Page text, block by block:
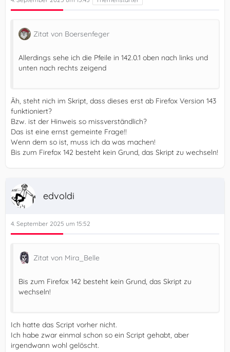
Zitat von Boersenfeger
Allerdings sehe ich die Pfeile in 142.0.1 oben nach links und
unten nach rechts zeigend
Äh, steht nich im Skript, dass dieses erst ab Firefox Version 143
funktioniert?
Bzw. ist der Hinweis so missverständlich?
Das ist eine ernst gemeinte Frage!!
Wenn dem so ist, muss ich da was machen!
Bis zum Firefox 142 besteht kein Grund, das Skript zu wechseln!
edvoldi
4. September 2025 um 15:52
Zitat von Mira_Belle
Bis zum Firefox 142 besteht kein Grund, das Skript zu
wechseln!
Ich hatte das Script vorher nicht.
Ich habe zwar einmal schon so ein Script gehabt, aber
irgendwann wohl gelöscht.